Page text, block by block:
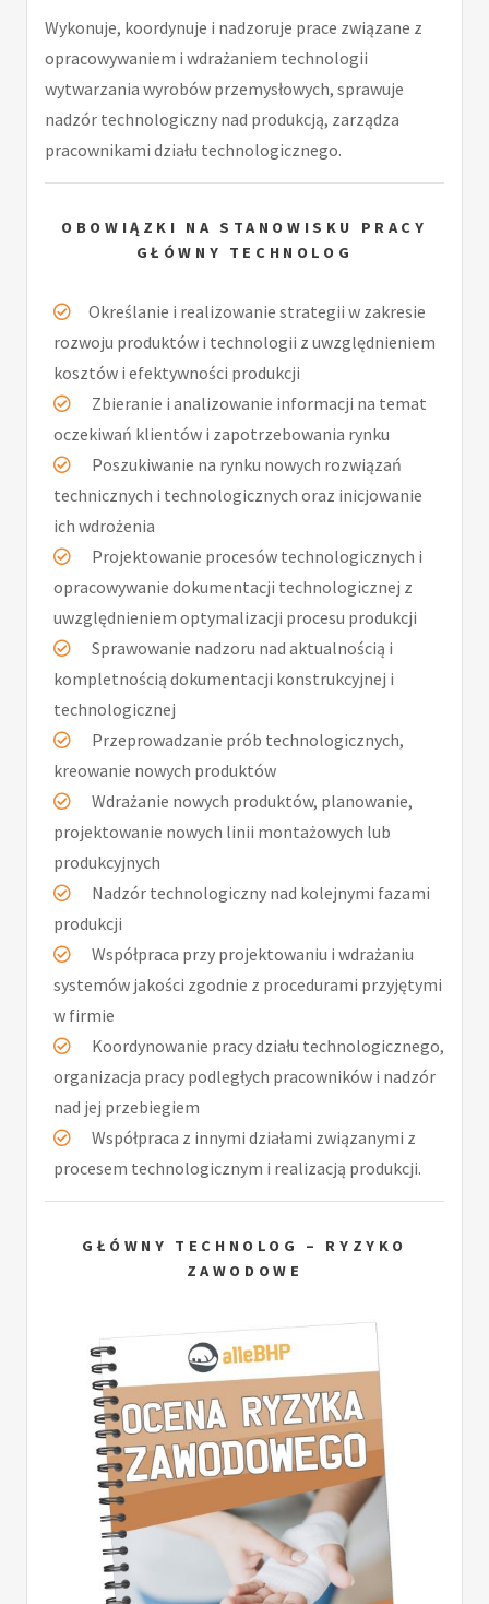
Wykonuje, koordynuje i nadzoruje prace związane z
opracowywaniem i wdrażaniem technologii
wytwarzania wyrobów przemysłowych, sprawuje
nadzór technologiczny nad produkcją, zarządza
pracownikami działu technologicznego.
OBOWIĄZKI NA STANOWISKU PRACY
GŁÓWNY TECHNOLOG
Określanie i realizowanie strategii w zakresie
rozwoju produktów i technologii z uwzględnieniem
kosztów i efektywności produkcji
Zbieranie i analizowanie informacji na temat
oczekiwań klientów i zapotrzebowania rynku
Poszukiwanie na rynku nowych rozwiązań
technicznych i technologicznych oraz inicjowanie
ich wdrożenia
Projektowanie procesów technologicznych i
opracowywanie dokumentacji technologicznej z
uwzględnieniem optymalizacji procesu produkcji
Sprawowanie nadzoru nad aktualnością i
kompletnością dokumentacji konstrukcyjnej i
technologicznej
Przeprowadzanie prób technologicznych,
kreowanie nowych produktów
Wdrażanie nowych produktów, planowanie,
projektowanie nowych linii montażowych lub
produkcyjnych
Nadzór technologiczny nad kolejnymi fazami
produkcji
Współpraca przy projektowaniu i wdrażaniu
systemów jakości zgodnie z procedurami przyjętymi
w firmie
Koordynowanie pracy działu technologicznego,
organizacja pracy podległych pracowników i nadzór
nad jej przebiegiem
Współpraca z innymi działami związanymi z
procesem technologicznym i realizacją produkcji.
GŁÓWNY TECHNOLOG – RYZYKO
ZAWODOWE